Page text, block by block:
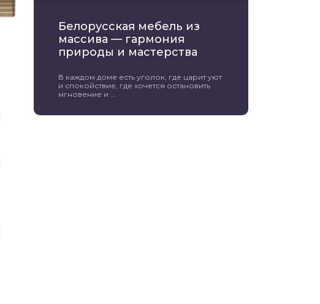
Белорусская мебель из
массива — гармония
природы и мастерства
В каждом доме есть уголок, где царит уют
и спокойствие, где хочется остановить
мгновение и ...